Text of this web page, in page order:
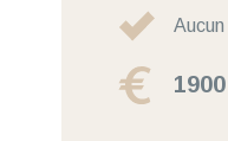
Aucun
1900